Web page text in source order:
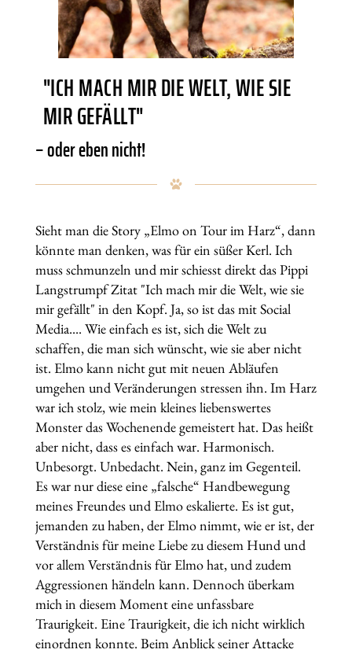
"ICH MACH MIR DIE WELT, WIE SIE
MIR GEFÄLLT"
– oder eben nicht!
Sieht man die Story „Elmo on Tour im Harz“, dann
könnte man denken, was für ein süßer Kerl. Ich
muss schmunzeln und mir schiesst direkt das Pippi
Langstrumpf Zitat "Ich mach mir die Welt, wie sie
mir gefällt" in den Kopf. Ja, so ist das mit Social
Media.... Wie einfach es ist, sich die Welt zu
schaffen, die man sich wünscht, wie sie aber nicht
ist. Elmo kann nicht gut mit neuen Abläufen
umgehen und Veränderungen stressen ihn. Im Harz
war ich stolz, wie mein kleines liebenswertes
Monster das Wochenende gemeistert hat. Das heißt
aber nicht, dass es einfach war. Harmonisch.
Unbesorgt. Unbedacht. Nein, ganz im Gegenteil.
Es war nur diese eine „falsche“ Handbewegung
meines Freundes und Elmo eskalierte. Es ist gut,
jemanden zu haben, der Elmo nimmt, wie er ist, der
Verständnis für meine Liebe zu diesem Hund und
vor allem Verständnis für Elmo hat, und zudem
Aggressionen händeln kann. Dennoch überkam
mich in diesem Moment eine unfassbare
Traurigkeit. Eine Traurigkeit, die ich nicht wirklich
einordnen konnte. Beim Anblick seiner Attacke